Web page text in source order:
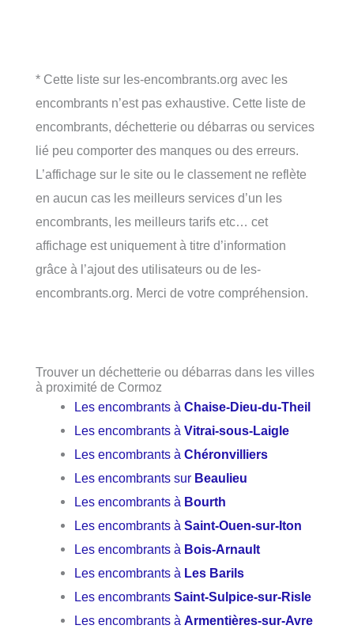
* Cette liste sur les-encombrants.org avec les
encombrants n’est pas exhaustive. Cette liste de
encombrants, déchetterie ou débarras ou services
lié peu comporter des manques ou des erreurs.
L’affichage sur le site ou le classement ne reflète
en aucun cas les meilleurs services d’un les
encombrants, les meilleurs tarifs etc… cet
affichage est uniquement à titre d’information
grâce à l’ajout des utilisateurs ou de les-
encombrants.org. Merci de votre compréhension.
Trouver un déchetterie ou débarras dans les villes
à proximité de Cormoz
Les encombrants àChaise-Dieu-du-Theil
Les encombrants àVitrai-sous-Laigle
Les encombrants àChéronvilliers
Les encombrants sur Beaulieu
Les encombrants à Bourth
Les encombrants àSaint-Ouen-sur-Iton
Les encombrants à Bois-Arnault
Les encombrants à Les Barils
Les encombrantsSaint-Sulpice-sur-Risle
Les encombrants àArmentières-sur-Avre